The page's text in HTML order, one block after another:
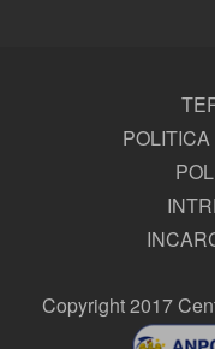
Copyright 2017